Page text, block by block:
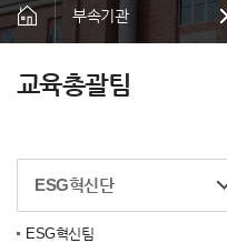
부속기관
교육총괄팀
ESG혁신단
ESG혁신팀